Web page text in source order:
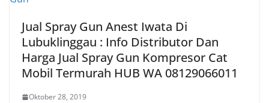
Jual Spray Gun Anest Iwata Di
Lubuklinggau : Info Distributor Dan
Harga Jual Spray Gun Kompresor Cat
Mobil Termurah HUB WA 08129066011
Oktober 28, 2019